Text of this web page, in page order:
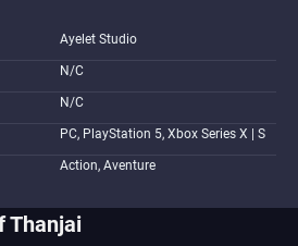
Ayelet Studio
N/C
N/C
PC, PlayStation 5, Xbox Series X | S
Action, Aventure
Thanjai